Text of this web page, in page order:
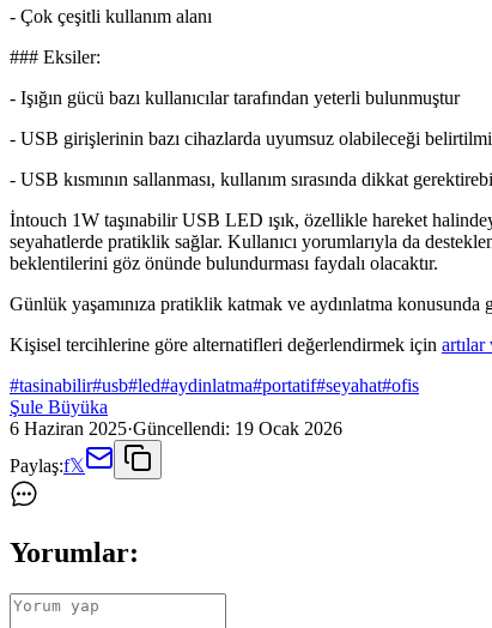
- Çok çeşitli kullanım alanı
### Eksiler:
- Işığın gücü bazı kullanıcılar tarafından yeterli bulunmuştur
- USB girişlerinin bazı cihazlarda uyumsuz olabileceği
- USB kısmının sallanması, kullanım sırasında dikkat
İntouch 1W taşınabilir USB LED ışık, özellikle hareket
seyahatlerde pratiklik sağlar. Kullanıcı yorumlarıyla da
beklentilerini göz önünde bulundurması faydalı olacaktır.
Günlük yaşamınıza pratiklik katmak ve aydınlatma konusunda
Kişisel tercihlerine göre alternatifleri değerlendirmek için
#tasinabilir#usb#led#aydinlatma#portatif#seyahat#ofis
Şule Büyüka
6 Haziran 2025·Güncellendi: 19 Ocak 2026
Paylaş:f𝕏
Yorumlar: